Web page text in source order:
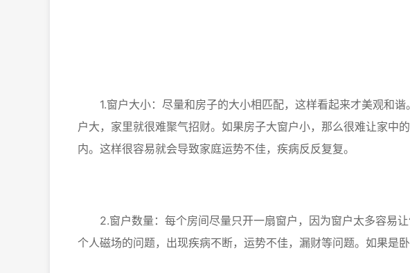
1.窗户大小：尽量和房子的大小相匹配，这样看起来才美观和谐
户大，家里就很难聚气招财。如果房子大窗户小，那么很难让家中
内。这样很容易就会导致家庭运势不佳，疾病反反复复。
2.窗户数量：每个房间尽量只开一扇窗户，因为窗户太多容易让
个人磁场的问题，出现疾病不断，运势不佳，漏财等问题。如果是